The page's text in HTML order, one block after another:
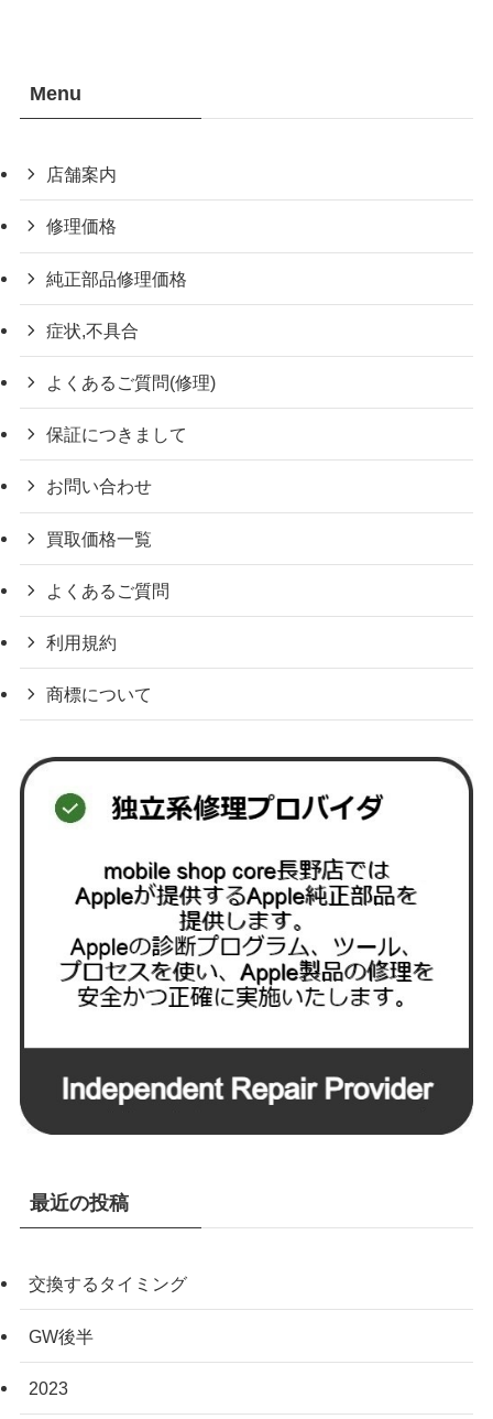
Menu
店舗案内
修理価格
純正部品修理価格
症状,不具合
よくあるご質問(修理)
保証につきまして
お問い合わせ
買取価格一覧
よくあるご質問
利用規約
商標について
最近の投稿
交換するタイミング
GW後半
2023